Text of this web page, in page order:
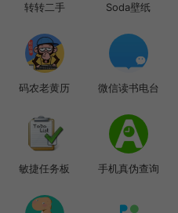
转转二手 Soda壁纸
码农老黄历 微信读书电台
敏捷任务板 手机真伪查询